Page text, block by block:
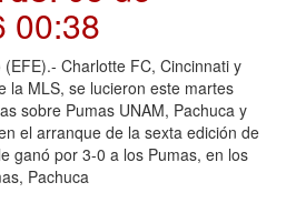
00:38
Charlotte FC, Cincinnati y
la MLS, se lucieron este martes
sobre Pumas UNAM, Pachuca y
el arranque de la sexta edición de
ganó por 3-0 a los Pumas, en los
Pachuca